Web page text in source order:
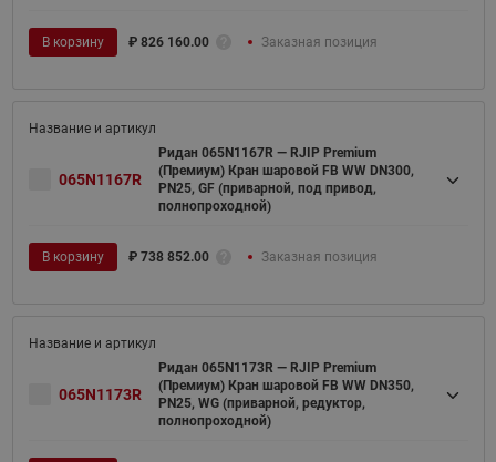
В корзину ₽ 826 160.00 Заказная позиция
065N1167R
Ридан 065N1167R — RJIP Premium
(Премиум) Кран шаровой FB WW DN300,
PN25, GF (приварной, под привод,
полнопроходной)
В корзину ₽ 738 852.00 Заказная позиция
065N1173R
Ридан 065N1173R — RJIP Premium
(Премиум) Кран шаровой FB WW DN350,
PN25, WG (приварной, редуктор,
полнопроходной)